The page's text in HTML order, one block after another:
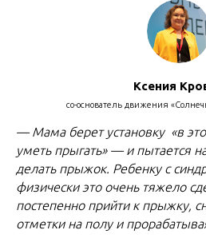
Ксения
со-основатель движения
— Мама берет установку «в
уметь прыгать» — и пытается
делать прыжок. Ребенку с
физически это очень тяжело
постепенно прийти к прыжку,
отметки на полу и